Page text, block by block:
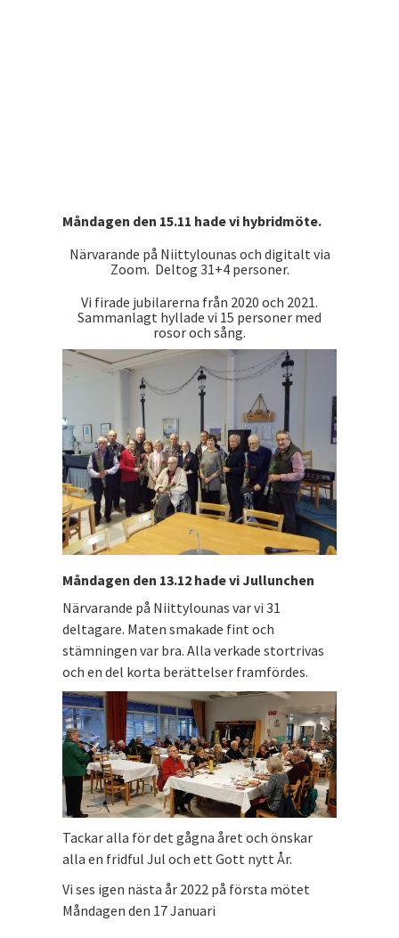
Måndagen den 15.11 hade vi hybridmöte.
Närvarande på Niittylounas och digitalt via
Zoom. Deltog 31+4 personer.
Vi firade jubilarerna från 2020 och 2021.
Sammanlagt hyllade vi 15 personer med
rosor och sång.
Måndagen den 13.12 hade vi Jullunchen
Närvarande på Niittylounas var vi 31
deltagare. Maten smakade fint och
stämningen var bra. Alla verkade stortrivas
och en del korta berättelser framfördes.
Tackar alla för det gågna året och önskar
alla en fridful Jul och ett Gott nytt År.
Vi ses igen nästa år 2022 på första mötet
Måndagen den 17 Januari